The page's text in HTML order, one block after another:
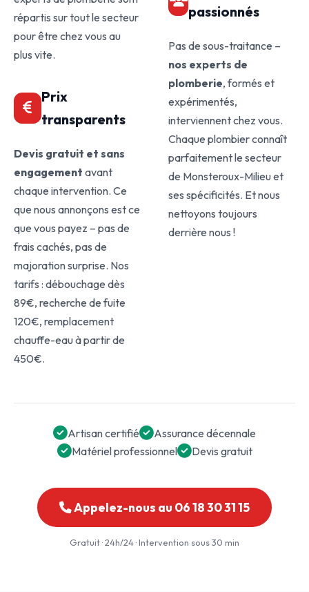
répartis sur tout le secteur
pour être chez vous au
plus vite.
Prix
transparents
Devis gratuit et sans
engagement avant
chaque intervention. Ce
que nous annonçons est ce
que vous payez – pas de
frais cachés, pas de
majoration surprise. Nos
tarifs : débouchage dès
89€, recherche de fuite
120€, remplacement
chauffe-eau à partir de
450€.
passionnés
Pas de sous-traitance –
nos experts de
plomberie, formés et
expérimentés,
interviennent chez vous.
Chaque plombier connaît
parfaitement le secteur
de Monsteroux-Milieu et
ses spécificités. Et nous
nettoyons toujours
derrière nous !
Artisan certifié
Assurance décennale
Matériel professionnel
Devis gratuit
Appelez-nous au 06 18 30 31 15
Gratuit · 24h/24 · Intervention sous 30 min